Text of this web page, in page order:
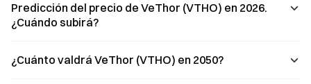
Predicción del precio de VeThor (VTHO) en 2026.
¿Cuándo subirá?
¿Cuánto valdrá VeThor (VTHO) en 2050?